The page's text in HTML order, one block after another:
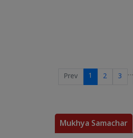
Prev 1 2 3 …
Mukhya Samachar